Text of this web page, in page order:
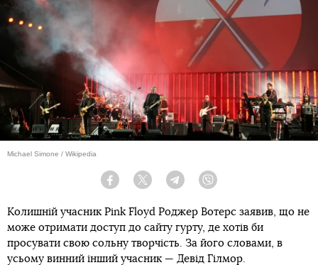
Michael Simone / Wikipedia
Facebook Twitter Telegram
Колишній учасник Pink Floyd Роджер Вотерс заявив, що не
може отримати доступ до сайту гурту, де хотів би
просувати свою сольну творчість. За його словами, в
усьому винний інший учасник — Девід Гілмор.